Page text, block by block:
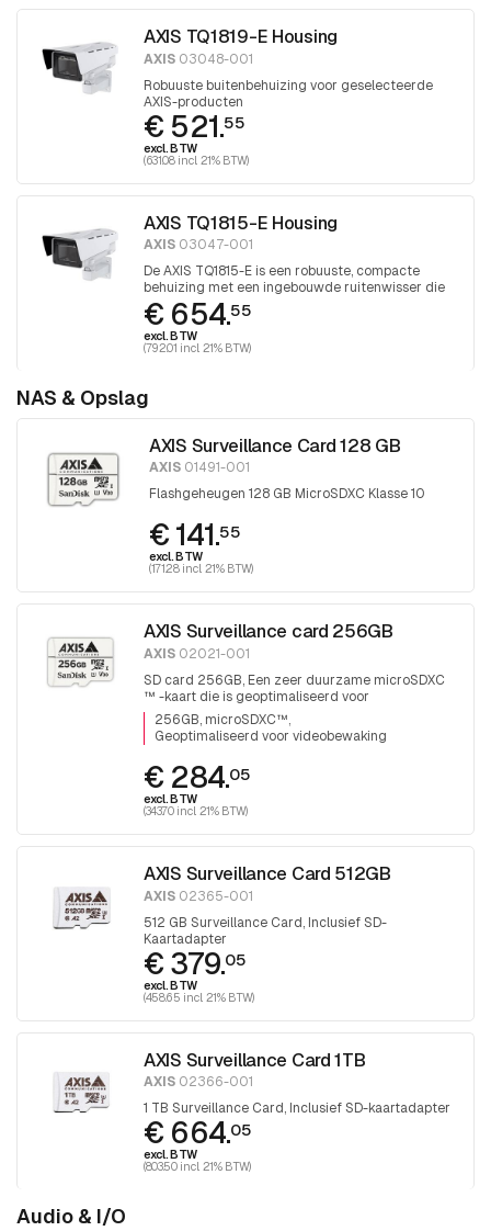
AXIS TQ1819-E Housing
AXIS 03048-001
Robuuste buitenbehuizing voor geselecteerde
AXIS-producten
€ 521.55
excl. BTW
(631.08 incl. 21% BTW)
AXIS TQ1815-E Housing
AXIS 03047-001
De AXIS TQ1815-E is een robuuste, compacte
behuizing met een ingebouwde ruitenwisser die
bestand is tegen extreme temperaturen en zware
omstandigheden. Ontworpen voor bepaalde Axis
boxcamera's.
€ 654.55
excl. BTW
(792.01 incl. 21% BTW)
NAS & Opslag
AXIS Surveillance Card 128 GB
AXIS01491-001
Flashgeheugen 128 GB MicroSDXC Klasse 10
€ 141.55
excl. BTW
(171.28 incl. 21% BTW)
AXIS Surveillance card 256GB
AXIS 02021-001
SD card 256GB, Een zeer duurzame microSDXC
™ -kaart die is geoptimaliseerd voor
videobewaking.
256GB, microSDXC™
Geoptimaliseerd voor videobewaking
€ 284.05
excl. BTW
(343.70 incl. 21% BTW)
AXIS Surveillance Card 512GB
AXIS 02365-001
512 GB Surveillance Card, Inclusief SD-
Kaartadapter
€ 379.05
excl. BTW
(458.65 incl. 21% BTW)
AXIS Surveillance Card 1TB
AXIS 02366-001
1 TB Surveillance Card, Inclusief SD-kaartadapter
€ 664.05
excl. BTW
(803.50 incl. 21% BTW)
Audio & I/O